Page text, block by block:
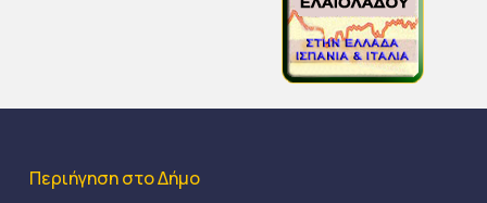
Περιήγηση στο Δήμο